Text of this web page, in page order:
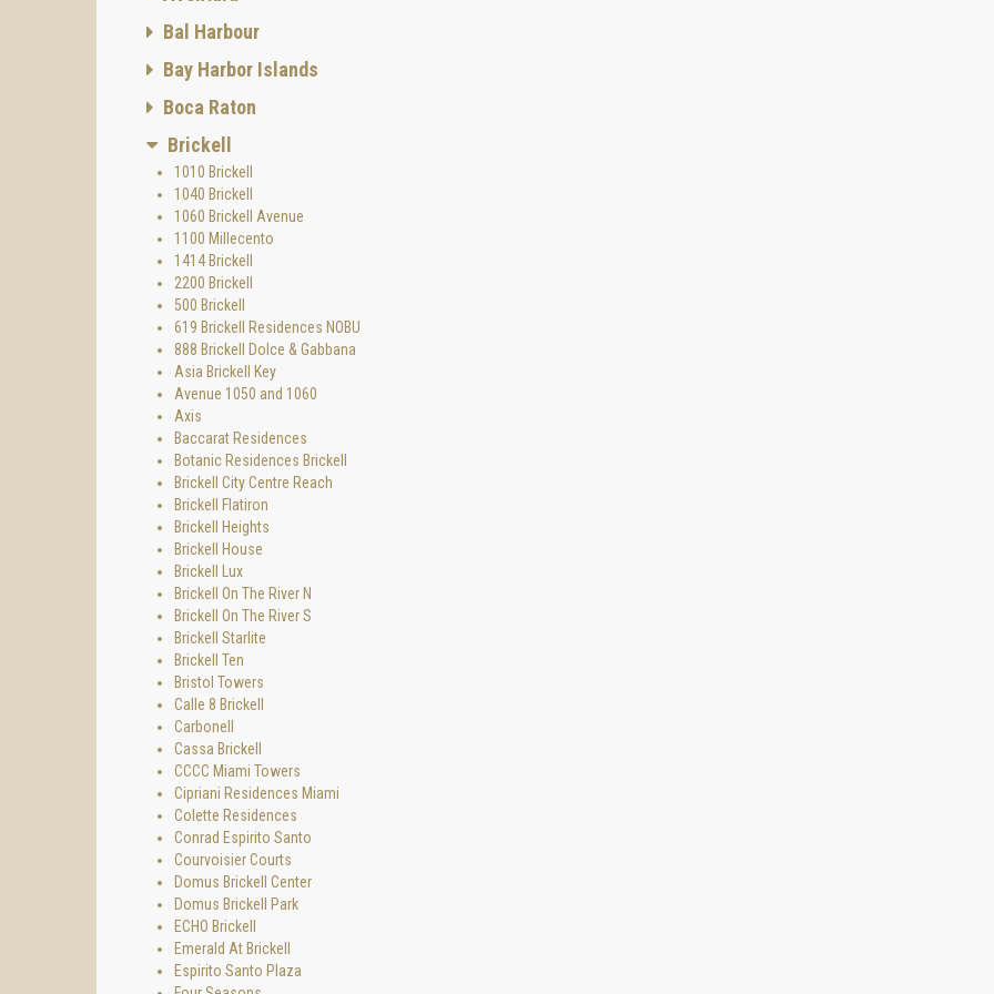
Bal Harbour
Bay Harbor Islands
Boca Raton
Brickell
1010 Brickell
1040 Brickell
1060 Brickell Avenue
1100 Millecento
1414 Brickell
2200 Brickell
500 Brickell
619 Brickell Residences NOBU
888 Brickell Dolce & Gabbana
Asia Brickell Key
Avenue 1050 and 1060
Axis
Baccarat Residences
Botanic Residences Brickell
Brickell City Centre Reach
Brickell Flatiron
Brickell Heights
Brickell House
Brickell Lux
Brickell On The River N
Brickell On The River S
Brickell Starlite
Brickell Ten
Bristol Towers
Calle 8 Brickell
Carbonell
Cassa Brickell
CCCC Miami Towers
Cipriani Residences Miami
Colette Residences
Conrad Espirito Santo
Courvoisier Courts
Domus Brickell Center
Domus Brickell Park
ECHO Brickell
Emerald At Brickell
Espirito Santo Plaza